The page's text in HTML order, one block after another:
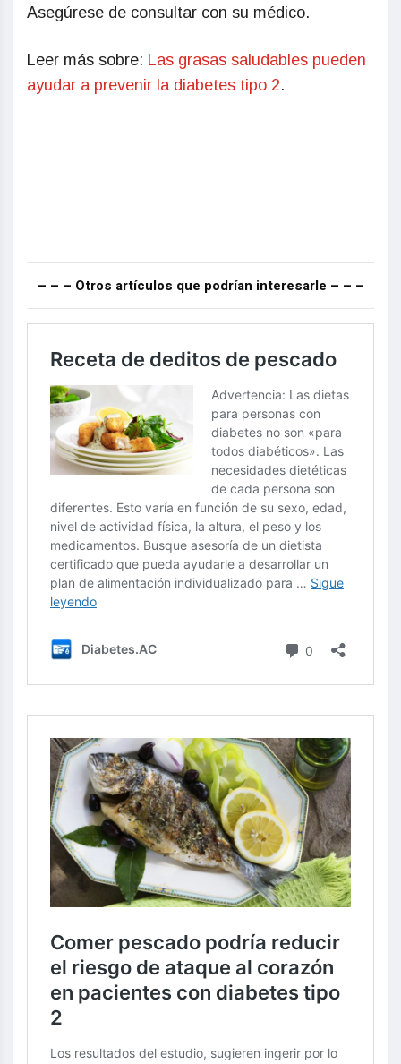
Asegúrese de consultar con su médico.
Leer más sobre: Las grasas saludables pueden
ayudar a prevenir la diabetes tipo 2.
– – – Otros artículos que podrían interesarle – – –